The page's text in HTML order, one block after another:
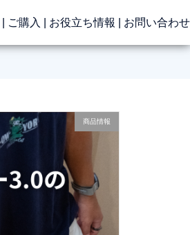
ご購入 お役立ち情報 お問い合わせ
商品情報